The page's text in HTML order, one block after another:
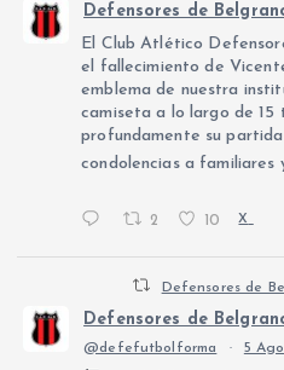
Defensores de
El Club Atlético
el fallecimiento de
emblema de nuestra
camiseta a lo largo de 15
profundamente su
condolencias a familiares
2 10 X
Defensores de
Defensores de
@defefutbolforma · 5 Ago